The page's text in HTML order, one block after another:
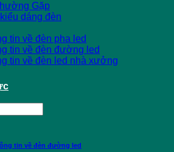
Gặp
dáng đèn
tin về đèn pha led
tin về đèn đường led
tin về đèn led nhà xưởng
tin về đèn đường led